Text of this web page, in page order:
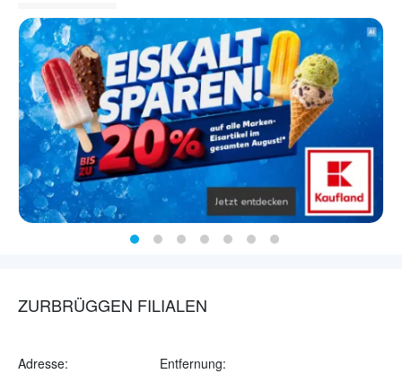
ZURBRÜGGEN FILIALEN
Adresse: Entfernung: